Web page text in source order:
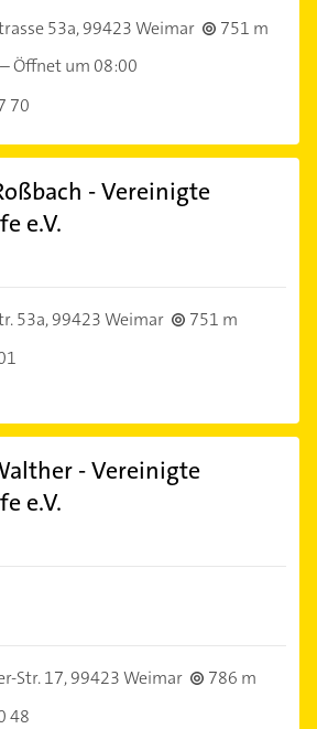
53a,99423 Weimar
751 m
–Öffnet um 08:00
70
- Vereinigte
e.V.
53a,99423 Weimar
751 m
- Vereinigte
e.V.
Str. 17,99423 Weimar
786 m
48